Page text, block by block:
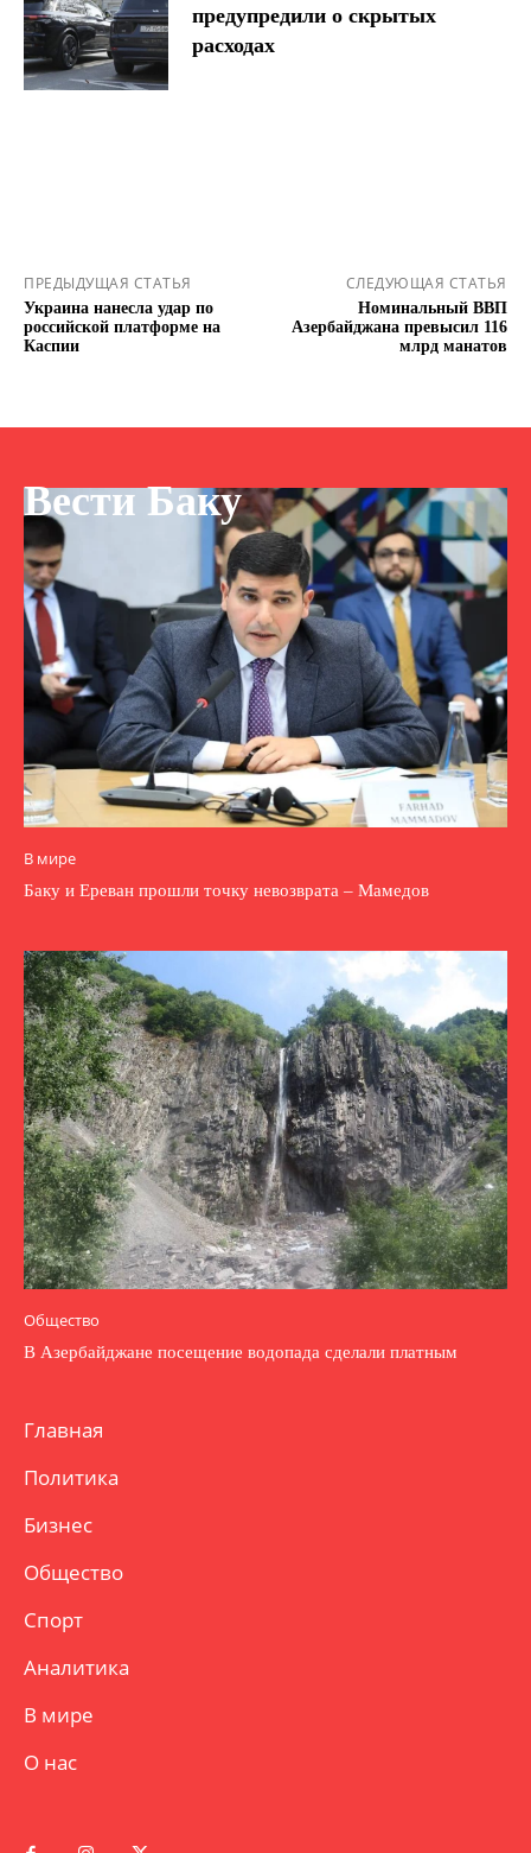
предупредили о скрытых
расходах
ПРЕДЫДУЩАЯ СТАТЬЯ
Украина нанесла удар по
российской платформе на
Каспии
СЛЕДУЮЩАЯ СТАТЬЯ
Номинальный ВВП
Азербайджана превысил 116
млрд манатов
Вести Баку
В мире
Баку и Ереван прошли точку невозврата – Мамедов
Общество
В Азербайджане посещение водопада сделали платным
Главная
Политика
Бизнес
Общество
Спорт
Аналитика
В мире
О нас